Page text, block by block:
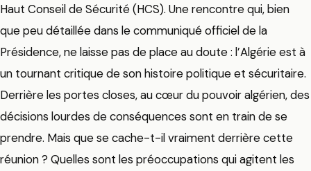
Haut Conseil de Sécurité (HCS). Une rencontre qui, bien
que peu détaillée dans le communiqué officiel de la
Présidence, ne laisse pas de place au doute : l’Algérie est à
un tournant critique de son histoire politique et sécuritaire.
Derrière les portes closes, au cœur du pouvoir algérien, des
décisions lourdes de conséquences sont en train de se
prendre. Mais que se cache-t-il vraiment derrière cette
réunion ? Quelles sont les préoccupations qui agitent les